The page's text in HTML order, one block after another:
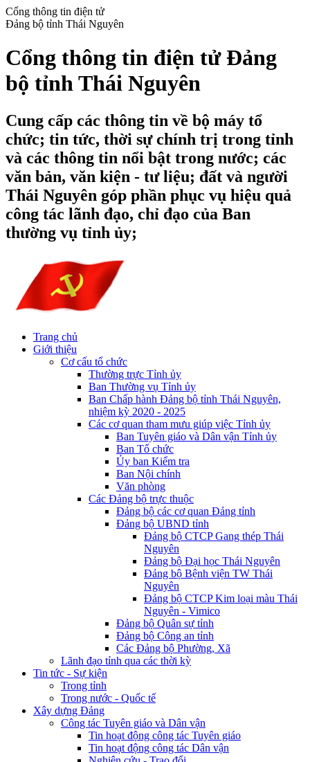
Cổng thông tin điện tử
Đảng bộ tỉnh Thái Nguyên
Cổng thông tin điện tử Đảng
bộ tỉnh Thái Nguyên
Cung cấp các thông tin về bộ máy tổ
chức; tin tức, thời sự chính trị trong tỉnh
và các thông tin nổi bật trong nước; các
văn bản, văn kiện - tư liệu; đất và người
Thái Nguyên góp phần phục vụ hiệu quả
công tác lãnh đạo, chỉ đạo của Ban
thường vụ tỉnh ủy;
Trang chủ
Giới thiệu
Cơ cấu tổ chức
Thường trực Tỉnh ủy
Ban Thường vụ Tỉnh ủy
Ban Chấp hành Đảng bộ tỉnh Thái Nguyên,
nhiệm kỳ 2020 - 2025
Các cơ quan tham mưu giúp việc Tỉnh ủy
Ban Tuyên giáo và Dân vận Tỉnh ủy
Ban Tổ chức
Ủy ban Kiểm tra
Ban Nội chính
Văn phòng
Các Đảng bộ trực thuộc
Đảng bộ các cơ quan Đảng tỉnh
Đảng bộ UBND tỉnh
Đảng bộ CTCP Gang thép Thái
Nguyên
Đảng bộ Đại học Thái Nguyên
Đảng bộ Bệnh viện TW Thái
Nguyên
Đảng bộ CTCP Kim loại màu Thái
Nguyên - Vimico
Đảng bộ Quân sự tỉnh
Đảng bộ Công an tỉnh
Các Đảng bộ Phường, Xã
Lãnh đạo tỉnh qua các thời kỳ
Tin tức - Sự kiện
Trong tỉnh
Trong nước - Quốc tế
Xây dựng Đảng
Công tác Tuyên giáo và Dân vận
Tin hoạt động công tác Tuyên giáo
Tin hoạt động công tác Dân vận